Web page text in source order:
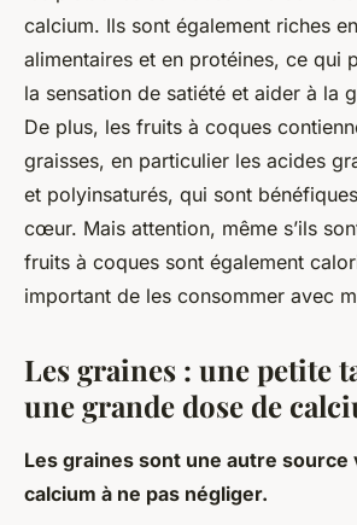
calcium. Ils sont également riches
alimentaires et en protéines, ce qui
la sensation de satiété et aider à la
De plus, les fruits à coques
graisses, en particulier les acides
et polyinsaturés, qui sont
cœur. Mais attention, même s’ils
fruits à coques sont également
important de les consommer avec
Les graines : une petite
une grande dose de
Les graines sont une autre source
calcium à ne pas négliger.